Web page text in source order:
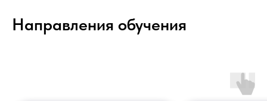
Направления обучения